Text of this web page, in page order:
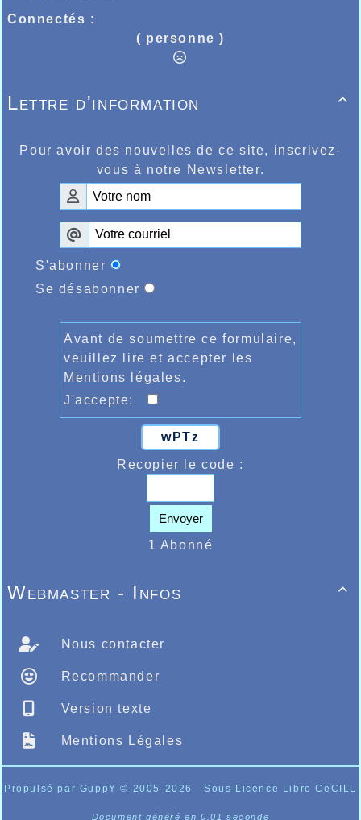
Connectés :
( personne )

Lettre d'information
Pour avoir des nouvelles de ce site, inscrivez-
vous à notre Newsletter.
S'abonner
Se désabonner
Avant de soumettre ce formulaire,
veuillez lire et accepter les
Mentions légales.
J'accepte:
wPTz
Recopier le code :
Envoyer
1 Abonné

Webmaster - Infos
Nous contacter
Recommander
Version texte
Mentions Légales
Propulsé par GuppY© 2005-2026 Sous Licence Libre CeCILL
Document généré en 0.01 seconde